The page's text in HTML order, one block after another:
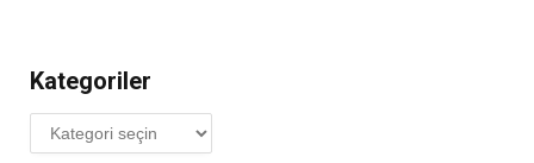
Kategoriler
Kategoriler